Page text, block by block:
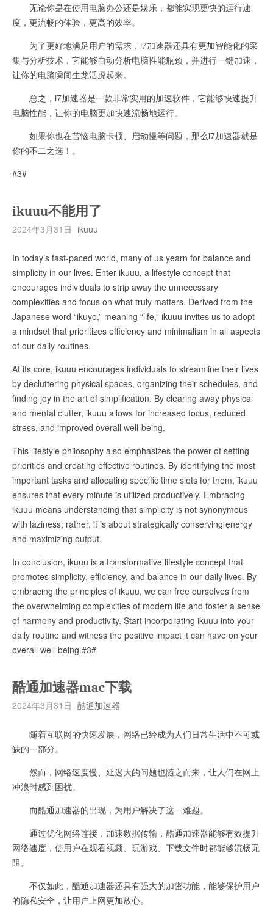
无论你是在使用电脑办公还是娱乐，都能实现更快的运行速
度，更流畅的体验，更高的效率。
为了更好地满足用户的需求，i7加速器还具有更加智能化的采
集与分析技术，它能够自动分析电脑性能瓶颈，并进行一键加速，
让你的电脑瞬间生龙活虎起来。
总之，i7加速器是一款非常实用的加速软件，它能够快速提升
电脑性能，让你的电脑更加快速流畅地运行。
如果你也在苦恼电脑卡顿、启动慢等问题，那么i7加速器就是
你的不二之选！。
#3#
ikuuu不能用了
2024年3月31日 ikuuu
In today’s fast-paced world, many of us yearn for balance and
simplicity in our lives. Enter ikuuu, a lifestyle concept that
encourages individuals to strip away the unnecessary
complexities and focus on what truly matters. Derived from the
Japanese word “ikuyo,” meaning “life,” ikuuu invites us to adopt
a mindset that prioritizes efficiency and minimalism in all aspects
of our daily routines.
At its core, ikuuu encourages individuals to streamline their lives
by decluttering physical spaces, organizing their schedules, and
finding joy in the art of simplification. By clearing away physical
and mental clutter, ikuuu allows for increased focus, reduced
stress, and improved overall well-being.
This lifestyle philosophy also emphasizes the power of setting
priorities and creating effective routines. By identifying the most
important tasks and allocating specific time slots for them, ikuuu
ensures that every minute is utilized productively. Embracing
ikuuu means understanding that simplicity is not synonymous
with laziness; rather, it is about strategically conserving energy
and maximizing output.
In conclusion, ikuuu is a transformative lifestyle concept that
promotes simplicity, efficiency, and balance in our daily lives. By
embracing the principles of ikuuu, we can free ourselves from
the overwhelming complexities of modern life and foster a sense
of harmony and productivity. Start incorporating ikuuu into your
daily routine and witness the positive impact it can have on your
overall well-being.#3#
酷通加速器mac下载
2024年3月31日 酷通加速器
随着互联网的快速发展，网络已经成为人们日常生活中不可或
缺的一部分。
然而，网络速度慢、延迟大的问题也随之而来，让人们在网上
冲浪时感到困扰。
而酷通加速器的出现，为用户解决了这一难题。
通过优化网络连接，加速数据传输，酷通加速器能够有效提升
网络速度，使用户在观看视频、玩游戏、下载文件时都能够流畅无
阻。
不仅如此，酷通加速器还具有强大的加密功能，能够保护用户
的隐私安全，让用户上网更加放心。